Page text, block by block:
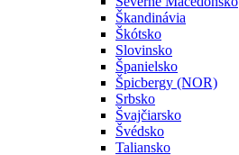
Škandinávia
Škótsko
Slovinsko
Španielsko
Špicbergy (NOR)
Srbsko
Švajčiarsko
Švédsko
Taliansko